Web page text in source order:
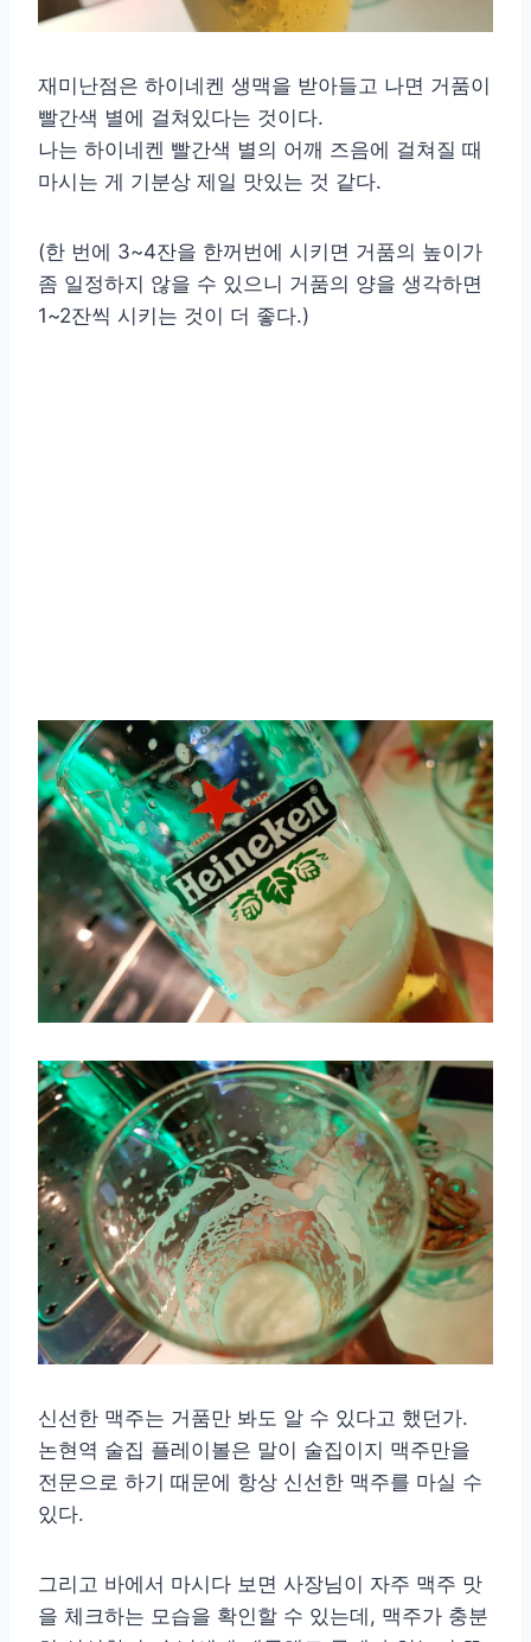
재미난점은 하이네켄 생맥을 받아들고 나면 거품이
빨간색 별에 걸쳐있다는 것이다.
나는 하이네켄 빨간색 별의 어깨 즈음에 걸쳐질 때
마시는 게 기분상 제일 맛있는 것 같다.
(한 번에 3~4잔을 한꺼번에 시키면 거품의 높이가
좀 일정하지 않을 수 있으니 거품의 양을 생각하면
1~2잔씩 시키는 것이 더 좋다.)
신선한 맥주는 거품만 봐도 알 수 있다고 했던가.
논현역 술집 플레이볼은 말이 술집이지 맥주만을
전문으로 하기 때문에 항상 신선한 맥주를 마실 수
있다.
그리고 바에서 마시다 보면 사장님이 자주 맥주 맛
을 체크하는 모습을 확인할 수 있는데, 맥주가 충분